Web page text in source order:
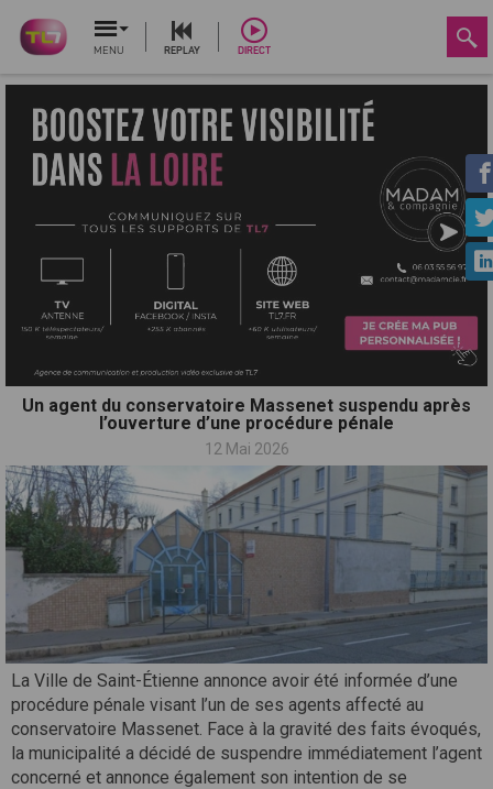
MENU REPLAY DIRECT
Un agent du conservatoire Massenet suspendu après
l’ouverture d’une procédure pénale
12 Mai 2026
La Ville de Saint-Étienne annonce avoir été informée d’une
procédure pénale visant l’un de ses agents affecté au
conservatoire Massenet. Face à la gravité des faits évoqués,
la municipalité a décidé de suspendre immédiatement l’agent
concerné et annonce également son intention de se